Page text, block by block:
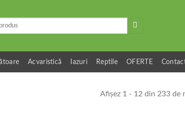
Acvaristică Iazuri Reptile OFERTE
Afișez 1 - 12 din 233 de